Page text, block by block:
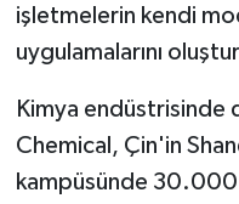
işletmelerin kendi
uygulamalarını
Kimya endüstrisinde
Chemical, Çin'in
kampüsünde